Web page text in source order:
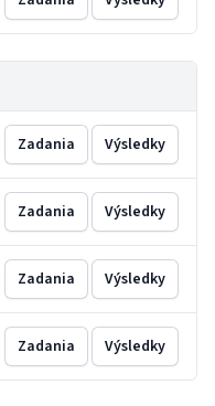
Zadania Výsledky
Zadania Výsledky
Zadania Výsledky
Zadania Výsledky